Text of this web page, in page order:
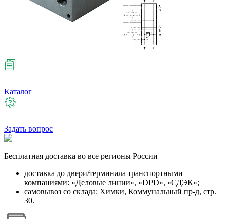
Каталог
Задать вопрос
Бесплатная доставка во все регионы России
доставка до двери/терминала транспортными
компаниями: «Деловые линии», «DPD», «СДЭК»;
самовывоз со склада: Химки, Коммунальный пр-д, стр.
30.